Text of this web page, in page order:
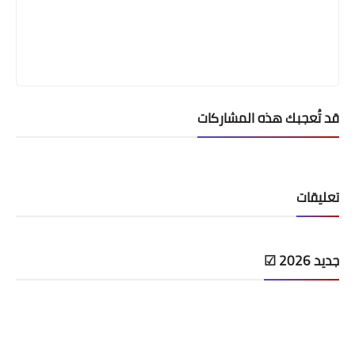
قد تُعجبك هذه المشاركات
تعليقات
جديد 2026 ☑